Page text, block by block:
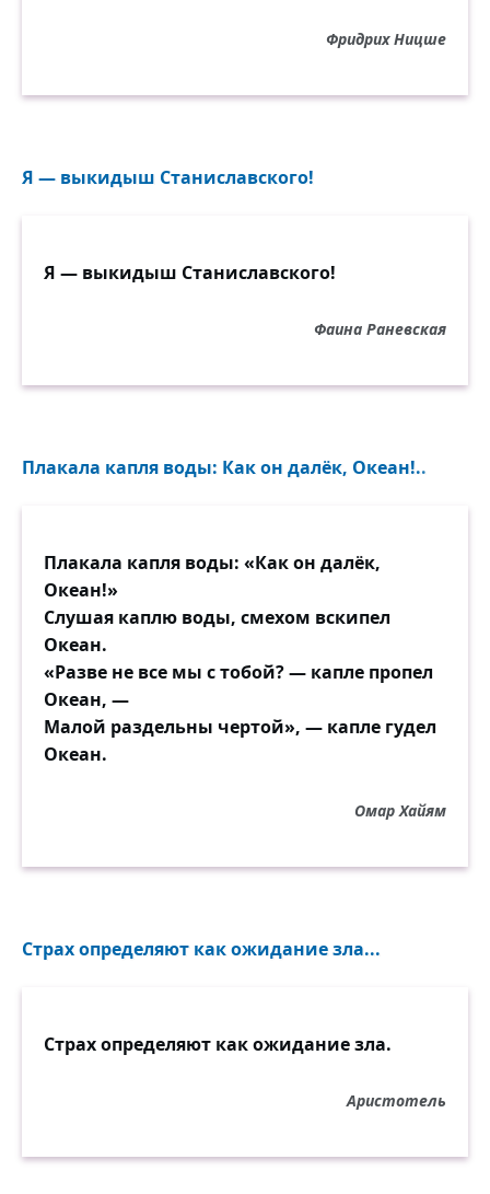
Фридрих Ницше
Я — выкидыш Станиславского!
Я — выкидыш Станиславского!
Фаина Раневская
Плакала капля воды: Как он далёк, Океан!..
Плакала капля воды: «Как он далёк,
Океан!»
Слушая каплю воды, смехом вскипел
Океан.
«Разве не все мы с тобой? — капле пропел
Океан, —
Малой раздельны чертой», — капле гудел
Океан.
Омар Хайям
Страх определяют как ожидание зла...
Страх определяют как ожидание зла.
Аристотель